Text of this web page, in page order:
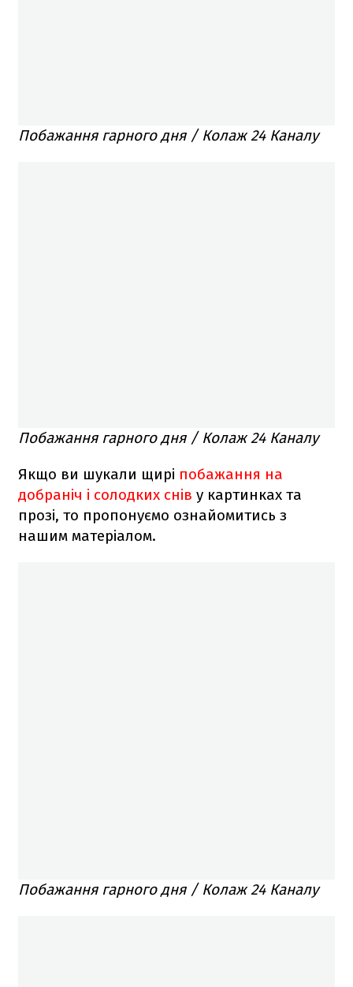
Побажання гарного дня / Колаж 24 Каналу
Побажання гарного дня / Колаж 24 Каналу
Якщо ви шукали щирі побажання на
добраніч і солодких снів у картинках та
прозі, то пропонуємо ознайомитись з
нашим матеріалом.
Побажання гарного дня / Колаж 24 Каналу